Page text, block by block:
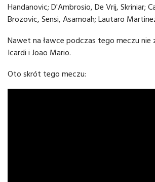
Handanovic; D'Ambrosio, De Vrij, Skriniar;
Brozovic, Sensi, Asamoah; Lautaro
Nawet na ławce podczas tego meczu nie
Icardi i Joao Mario.
Oto skrót tego meczu: